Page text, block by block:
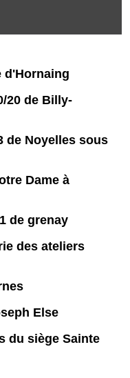
d'Hornaing
20 de Billy-
de Noyelles sous
Dame à
de grenay
des ateliers
Else
du siège Sainte